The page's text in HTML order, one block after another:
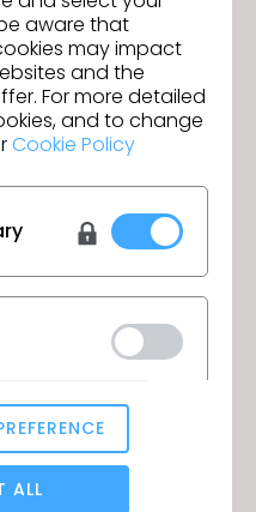
una oportunidad
sociales y
hacia una
moda ayudará a
de la
de los vertederos
sistemas para
forma infinita en
aware that
may impact
and the
For more detailed
and to change
Cookie Policy
ALL